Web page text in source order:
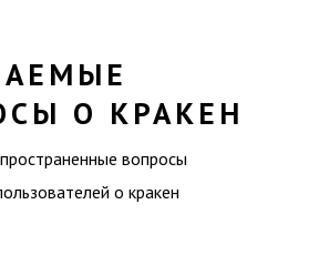
О КРАКЕН
вопросы
о кракен